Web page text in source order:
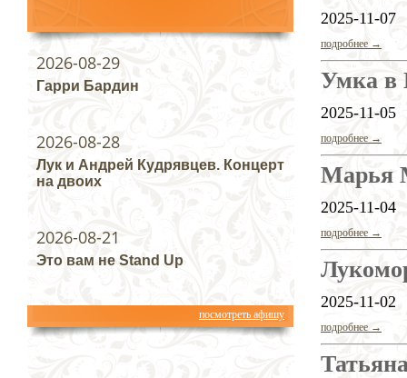
2025-11-07
подробнее →
Умка в
2025-11-05
подробнее →
Марья
2025-11-04
подробнее →
2025-11-02
подробнее →
2026-08-29
Гарри Бардин
2026-08-28
Лук и Андрей Кудрявцев. Концерт
на двоих
2026-08-21
Это вам не Stand Up
посмотреть афишу